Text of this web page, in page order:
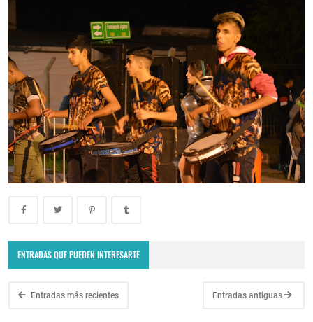
ENTRADAS QUE PUEDEN INTERESARTE
Entradas más recientes Entradas antiguas